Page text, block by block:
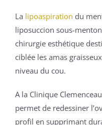
La lipoaspiration du
liposuccion sous-
chirurgie esthétique
ciblée les amas
niveau du cou.
A la Clinique
permet de redessiner
profil en supprimant